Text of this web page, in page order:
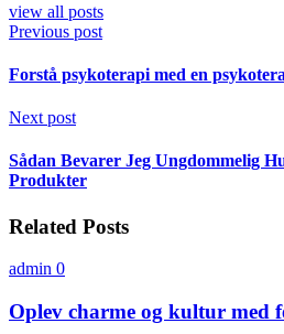
view all posts
Previous post
Forstå psykoterapi med en
Next post
Sådan Bevarer Jeg Ungdommelig
Produkter
Related Posts
admin 0
Oplev charme og kultur med